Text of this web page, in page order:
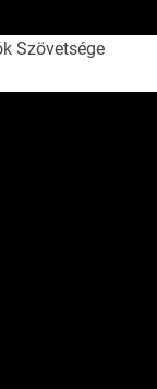
Szövetsége